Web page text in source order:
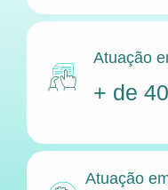
Atuação
+ de 40
Atuação